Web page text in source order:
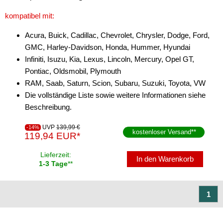
für Honda
für Hummer
für Hyundai
für Infinity
für Isuzu
für Jaguar
für John Deere
kompatibel mit:
Acura, Buick, Cadillac, Chevrolet, Chrysler, Dodge, Ford,
GMC, Harley-Davidson, Honda, Hummer, Hyundai
Infiniti, Isuzu, Kia, Lexus, Lincoln, Mercury, Opel GT,
Pontiac, Oldsmobil, Plymouth
RAM, Saab, Saturn, Scion, Subaru, Suzuki, Toyota, VW
Die vollständige Liste sowie weitere Informationen siehe
Beschreibung.
-14% UVP 139,99 €
119,94 EUR* kostenloser Versand**
Lieferzeit:
1-3 Tage**
In den Warenkorb
1